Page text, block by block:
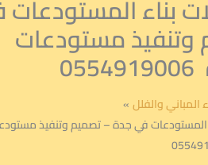
بناء
مستودعات
المباني والفلل
المستودعات في جدة – تصميم وتنفيذ